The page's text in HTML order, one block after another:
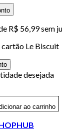
R$ 56,99 sem
cartão Le Biscuit
desejada
ao carrinho